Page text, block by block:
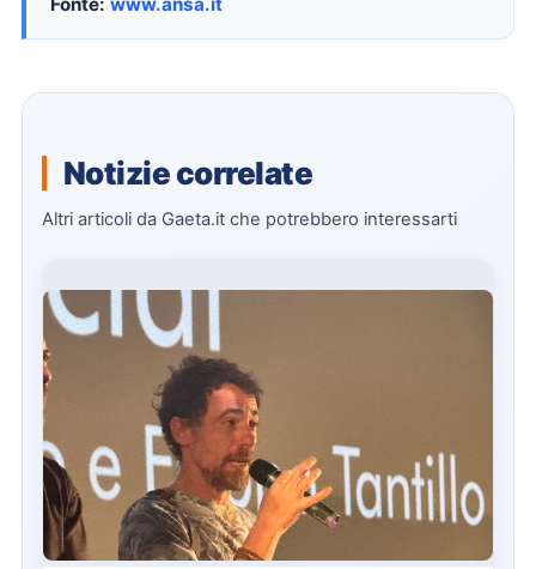
Notizie correlate
Altri articoli da Gaeta.it che potrebbero interessarti